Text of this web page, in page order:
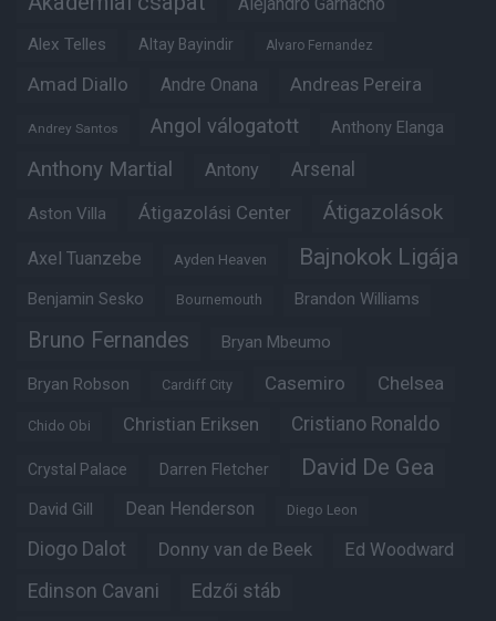
Alex Telles Altay Bayindir Alvaro Fernandez
Amad Diallo Andre Onana Andreas Pereira
Andrey Santos Angol válogatott Anthony Elanga
Anthony Martial Antony Arsenal
Aston Villa Átigazolási Center Átigazolások
Axel Tuanzebe Ayden Heaven Bajnokok Ligája
Benjamin Sesko Bournemouth Brandon Williams
Bruno Fernandes Bryan Mbeumo
Bryan Robson Cardiff City Casemiro Chelsea
Chido Obi Christian Eriksen Cristiano Ronaldo
Crystal Palace Darren Fletcher David De Gea
David Gill Dean Henderson Diego Leon
Diogo Dalot Donny van de Beek Ed Woodward
Edinson Cavani Edzői stáb